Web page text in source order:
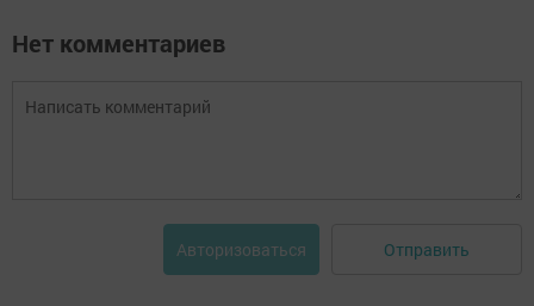
Нет комментариев
Авторизоваться Отправить